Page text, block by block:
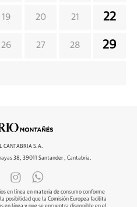
19 20 21 22
26 27 28 29
CANTABRIA S.A.
38, 39011 Santander , Cantabria.
en línea en materia de consumo conforme
posibilidad que la Comisión Europea facilita